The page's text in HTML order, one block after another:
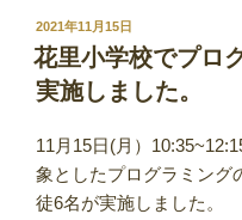
投
稿
日:
2021年11月15日
花里小学校でプロ
実施しました。
11月15日(月）
象としたプログラミング
徒6名が実施しました。